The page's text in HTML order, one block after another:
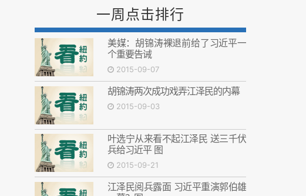
一周点击排行
美媒：胡锦涛裸退前给了习近平一
个重要告诫
2015-09-07
胡锦涛两次成功戏弄江泽民的内幕
2015-09-03
叶选宁从来看不起江泽民 送三千伏
兵给习近平 图
2015-09-21
江泽民阅兵露面 习近平重演郭伯雄